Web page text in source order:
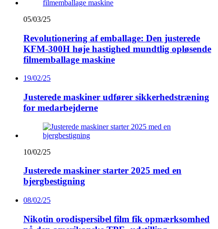
05/03/25
Revolutionering af emballage: Den justerede
KFM-300H høje hastighed mundtlig opløsende
filmemballage maskine
19/02/25
Justerede maskiner udfører sikkerhedstræning
for medarbejderne
10/02/25
Justerede maskiner starter 2025 med en
bjergbestigning
08/02/25
Nikotin orodispersibel film fik opmærksomhed